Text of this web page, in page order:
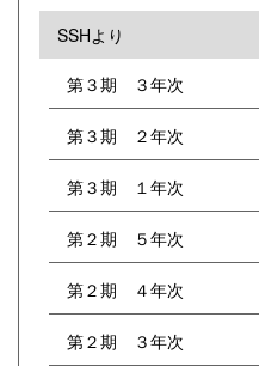
をもつ者どうし、他校の生
て大きな刺激を得てきたよ
SSHより
第３期 ３年次
第３期 ２年次
第３期 １年次
第２期 ５年次
第２期 ４年次
第２期 ３年次